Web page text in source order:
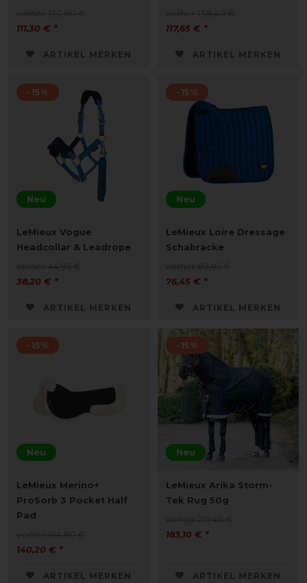
111,30 € *
ARTIKEL MERKEN
117,65 € *
ARTIKEL MERKEN
Neu
-15%
LeMieux Vogue
Headcollar & Leadrope
38,20 € *
ARTIKEL MERKEN
Neu
-15%
LeMieux Loire Dressage
Schabracke
76,45 € *
ARTIKEL MERKEN
Neu
-15%
LeMieux Merino+
ProSorb 3 Pocket Half
Pad
140,20 € *
ARTIKEL MERKEN
Neu
-15%
LeMieux Arika Storm-
Tek Rug 50g
183,10 € *
ARTIKEL MERKEN